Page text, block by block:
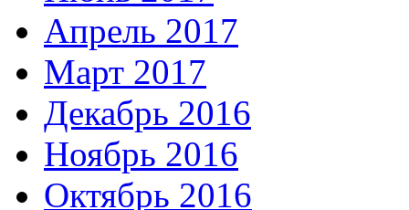
Апрель 2017
Март 2017
Декабрь 2016
Ноябрь 2016
Октябрь 2016